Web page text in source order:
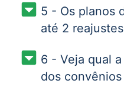
5 - Os planos
até 2
6 - Veja qual
dos